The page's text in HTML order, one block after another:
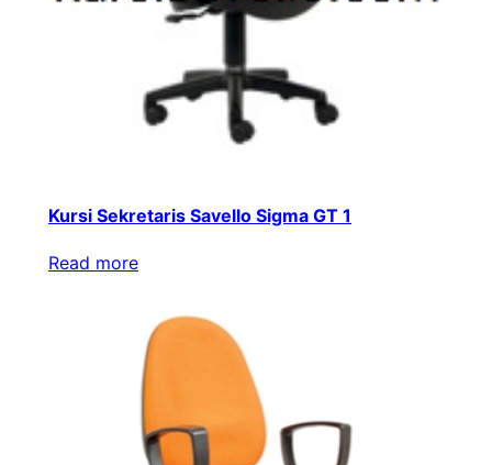
Kursi Sekretaris Savello Sigma GT 1
Read more